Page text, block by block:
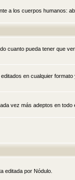
a los cuerpos humanos:
cuanto pueda tener que
en cualquier
vez más adeptos en todo
editada por Nódulo.